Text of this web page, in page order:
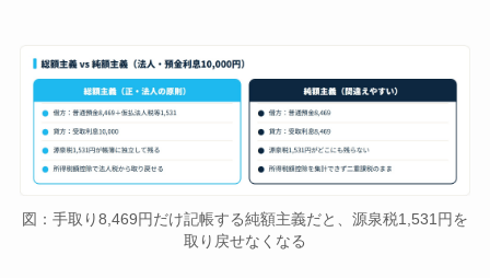
図：手取り8,469円だけ記帳する純額主義だと、源泉税1,531円を
取り戻せなくなる